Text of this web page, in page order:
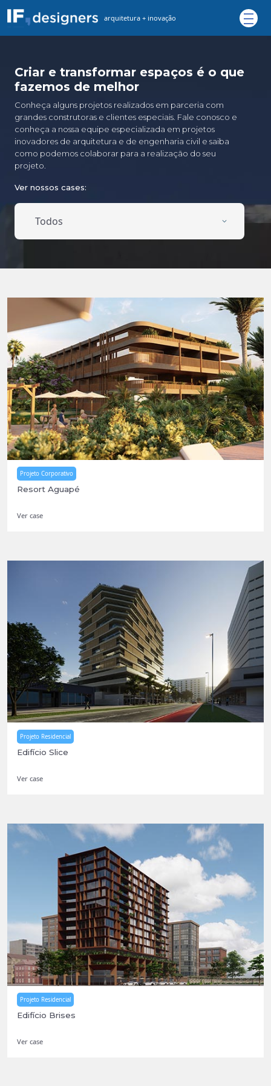
arquitetura + inovação
Criar e transformar espaços é o que
fazemos de melhor
Conheça alguns projetos realizados em parceria com
grandes construtoras e clientes especiais. Fale conosco e
conheça a nossa equipe especializada em projetos
inovadores de arquitetura e de engenharia civil e saiba
como podemos colaborar para a realização do seu
projeto.
Ver nossos cases:
Projeto Corporativo
Resort Aguapé
Ver case
Projeto Residencial
Edifício Slice
Ver case
Projeto Residencial
Edifício Brises
Ver case